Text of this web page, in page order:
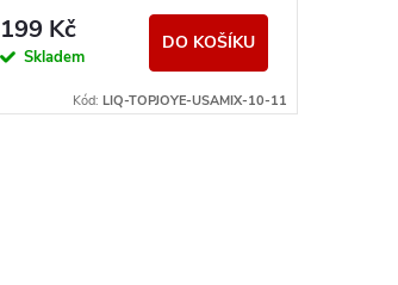
199 Kč
Skladem
DO KOŠÍKU
Kód: LIQ-TOPJOYE-USAMIX-10-11